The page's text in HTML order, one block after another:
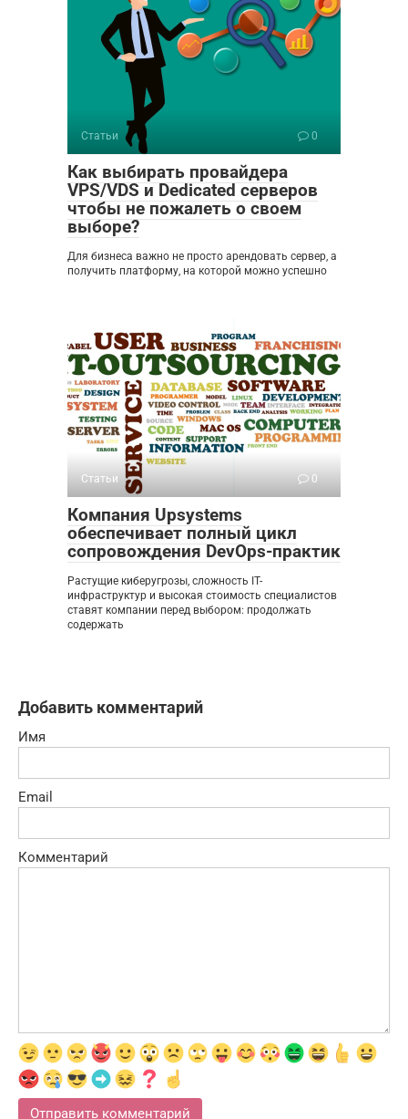
Статьи 0
Как выбирать провайдера
VPS/VDS и Dedicated серверов
чтобы не пожалеть о своем
выборе?
Для бизнеса важно не просто арендовать сервер, а
получить платформу, на которой можно успешно
Статьи 0
Компания Upsystems
обеспечивает полный цикл
сопровождения DevOps-практик
Растущие киберугрозы, сложность IT-
инфраструктур и высокая стоимость специалистов
ставят компании перед выбором: продолжать
содержать
Добавить комментарий
Имя
Email
Комментарий